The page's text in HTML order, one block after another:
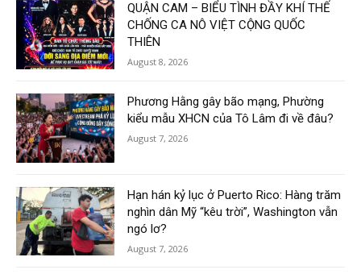
QUẬN CAM – BIỂU TÌNH ĐẦY KHÍ THẾ
CHỐNG CA NÔ VIỆT CỘNG QUỐC
THIÊN
August 8, 2026
Phương Hằng gây bão mạng, Phường
kiểu mẫu XHCN của Tô Lâm đi về đâu?
August 7, 2026
Hạn hán kỷ lục ở Puerto Rico: Hàng trăm
nghìn dân Mỹ “kêu trời”, Washington vẫn
ngó lơ?
August 7, 2026